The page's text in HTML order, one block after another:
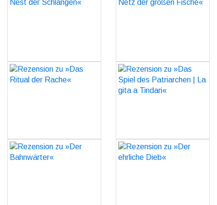
der Schlangen«
der großen Fische«
Rezension zu »Das Ritual
der Rache«
Rezension zu »Das Spiel
des Patriarchen | La gita
a Tindari«
Rezension zu »Der
Bahnwärter«
Rezension zu »Der
ehrliche Dieb«